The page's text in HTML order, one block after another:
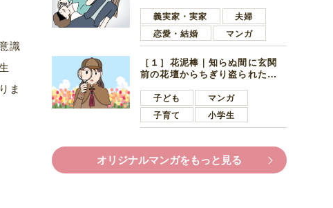
識
ま
ます夫
義実家・実家
夫婦
恋愛・結婚
マンガ
［１］花泥棒｜知らぬ間に玄関
前の花壇からちぎり盗られたチ
れたショックは大きい
子ども
マンガ
子育て
小学生
オリジナルマンガをもっと見る